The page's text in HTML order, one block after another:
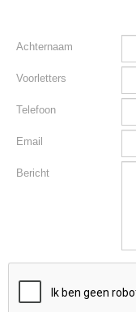
Achternaam
Voorletters
Telefoon
Email
Bericht